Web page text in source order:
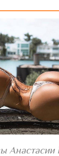
Анастасии